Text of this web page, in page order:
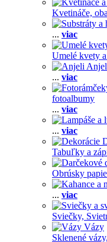
Kvetináče,
... viac
Umelé kvety
... viac
fotoalbumy
... viac
... viac
Tabuľky a
Obrúsky
... viac
Sviečky,
Vázy
Sklenené vázy,